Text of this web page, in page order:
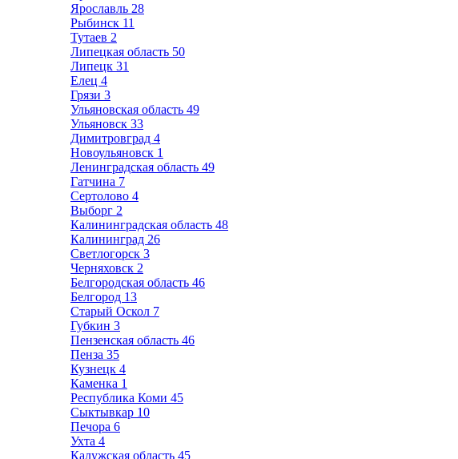
Ярославль 28
Рыбинск 11
Тутаев 2
Липецкая область 50
Липецк 31
Елец 4
Грязи 3
Ульяновская область 49
Ульяновск 33
Димитровград 4
Новоульяновск 1
Ленинградская область 49
Гатчина 7
Сертолово 4
Выборг 2
Калининградская область 48
Калининград 26
Светлогорск 3
Черняховск 2
Белгородская область 46
Белгород 13
Старый Оскол 7
Губкин 3
Пензенская область 46
Пенза 35
Кузнецк 4
Каменка 1
Республика Коми 45
Сыктывкар 10
Печора 6
Ухта 4
Калужская область 45